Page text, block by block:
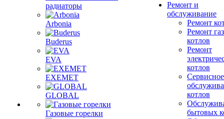
радиаторы
Arbonia
Buderus
EVA
EXEMET
GLOBAL
Газовые горелки
Ремонт и
обслуживание
Ремонт
Ремонт
котлов
Ремонт
котлов
Сервисное
котлов
бытовых